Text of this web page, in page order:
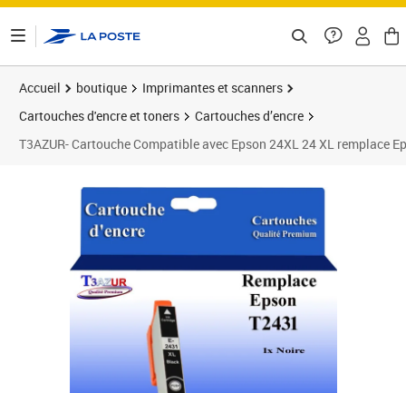
Accueil boutique
Imprimantes et scanners
Cartouches d'encre et toners
Cartouches d’encre
T3AZUR- Cartouche Compatible avec Epson 24XL 24 XL remplace